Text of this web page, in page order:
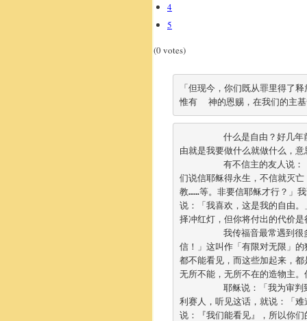
4
5
(0 votes)
「但现今，你们既从罪里得了
惟有  神的恩赐，在我们的主
什么是自由？好几
由就是我要做什么就做什么，意
有不信主的友人说
们说信耶稣得永生，不信就灭亡
教……等。非要信耶稣才行？」
说：「我喜欢，这是我的自由
择冲红灯，但你将付出的代价
我传福音最常遇到
信！」这叫作「有限对无限」
都不能看见，而这些加起来，都
无所不能，无所不在的造物主
耶稣说：「我为审
利赛人，听见这话，就说：
「
说：『我们能看见』，所以你们